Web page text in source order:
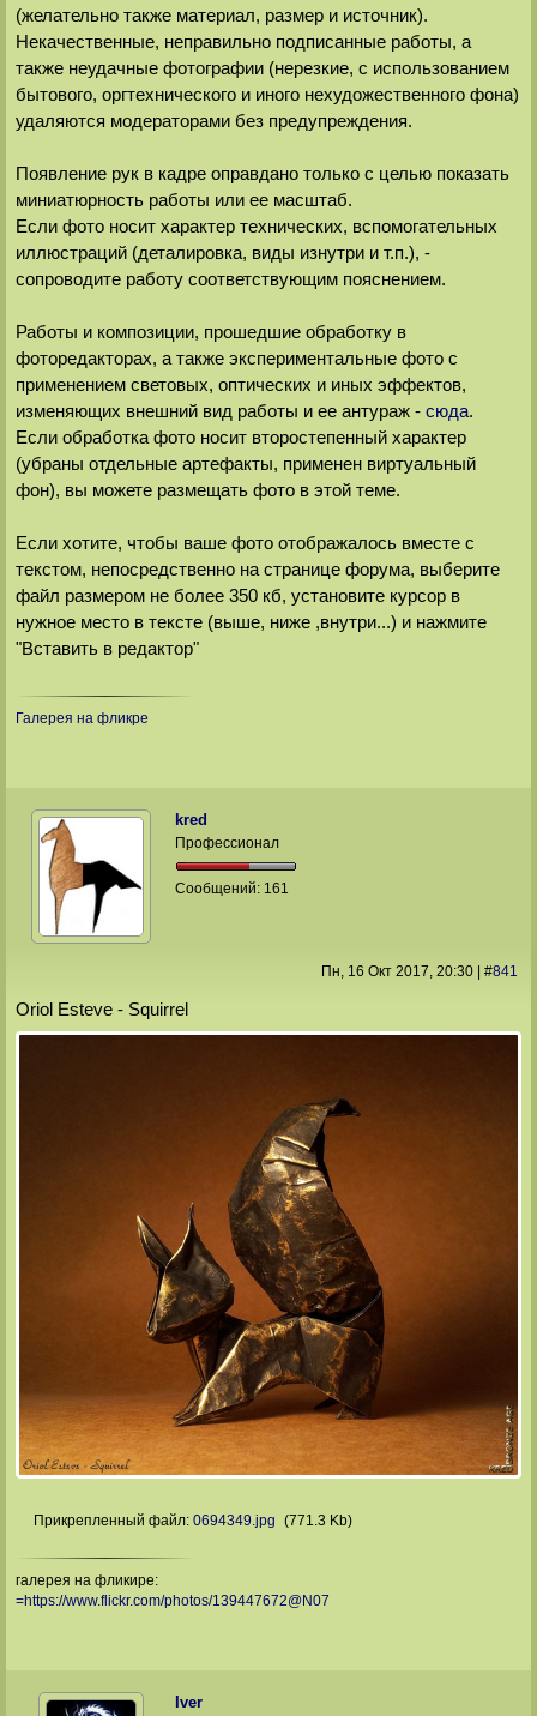
(желательно также материал, размер и источник).
Некачественные, неправильно подписанные работы, а
также неудачные фотографии (нерезкие, с использованием
бытового, оргтехнического и иного нехудожественного фона)
удаляются модераторами без предупреждения.
Появление рук в кадре оправдано только с целью показать
миниатюрность работы или ее масштаб.
Если фото носит характер технических, вспомогательных
иллюстраций (деталировка, виды изнутри и т.п.), -
сопроводите работу соответствующим пояснением.
Работы и композиции, прошедшие обработку в
фоторедакторах, а также экспериментальные фото с
применением световых, оптических и иных эффектов,
изменяющих внешний вид работы и ее антураж - сюда.
Если обработка фото носит второстепенный характер
(убраны отдельные артефакты, применен виртуальный
фон), вы можете размещать фото в этой теме.
Если хотите, чтобы ваше фото отображалось вместе с
текстом, непосредственно на странице форума, выберите
файл размером не более 350 кб, установите курсор в
нужное место в тексте (выше, ниже ,внутри...) и нажмите
"Вставить в редактор"
Галерея на фликре
kred
Профессионал
Сообщений: 161
Пн, 16 Окт 2017, 20:30| #841
Oriol Esteve - Squirrel
Прикрепленный файл: 0694349.jpg (771.3 Kb)
галерея на фликире:
=https://www.flickr.com/photos/139447672@N07
Iver